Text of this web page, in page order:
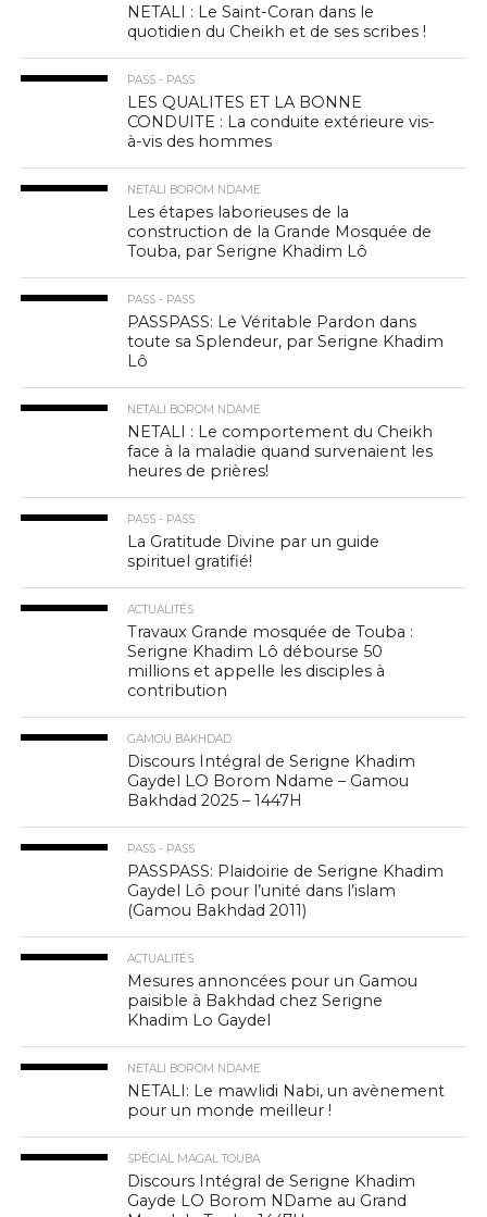
NETALI : Le Saint-Coran dans le
quotidien du Cheikh et de ses scribes !
PASS - PASS
LES QUALITES ET LA BONNE
CONDUITE : La conduite extérieure vis-
à-vis des hommes
NETALI BOROM NDAME
Les étapes laborieuses de la
construction de la Grande Mosquée de
Touba, par Serigne Khadim Lô
PASS - PASS
PASSPASS: Le Véritable Pardon dans
toute sa Splendeur, par Serigne Khadim
Lô
NETALI BOROM NDAME
NETALI : Le comportement du Cheikh
face à la maladie quand survenaient les
heures de prières!
PASS - PASS
La Gratitude Divine par un guide
spirituel gratifié!
ACTUALITÉS
Travaux Grande mosquée de Touba :
Serigne Khadim Lô débourse 50
millions et appelle les disciples à
contribution
GAMOU BAKHDAD
Discours Intégral de Serigne Khadim
Gaydel LO Borom Ndame – Gamou
Bakhdad 2025 – 1447H
PASS - PASS
PASSPASS: Plaidoirie de Serigne Khadim
Gaydel Lô pour l’unité dans l’islam
(Gamou Bakhdad 2011)
ACTUALITÉS
Mesures annoncées pour un Gamou
paisible à Bakhdad chez Serigne
Khadim Lo Gaydel
NETALI BOROM NDAME
NETALI: Le mawlidi Nabi, un avènement
pour un monde meilleur !
SPÉCIAL MAGAL TOUBA
Discours Intégral de Serigne Khadim
Gayde LO Borom NDame au Grand